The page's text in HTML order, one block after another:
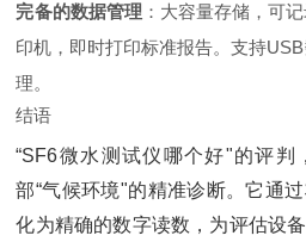
完备的数据管理 ：大容量存储，可
印机，即时打印标准报告。支持
理。
结语
“SF6微水测试仪哪个好"的评判
部“气候环境"的精准诊断。它通
化为精确的数字读数，为评估设